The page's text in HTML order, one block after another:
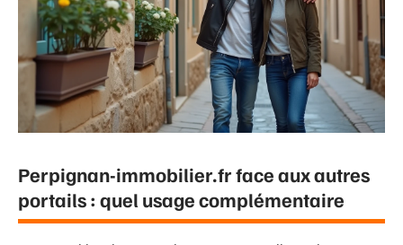
Perpignan-immobilier.fr face aux autres
portails : quel usage complémentaire